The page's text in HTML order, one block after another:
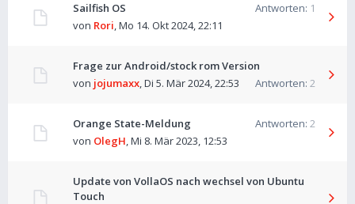
Sailfish OS Antworten: 1
von Rori,Mo 14. Okt 2024, 22:11
Frage zur Android/stock rom Version
Antworten: 2
von jojumaxx,Di 5. Mär 2024, 22:53
Orange State-Meldung Antworten: 2
von OlegH,Mi 8. Mär 2023, 12:53
Update von VollaOS nach wechsel von Ubuntu
Touch